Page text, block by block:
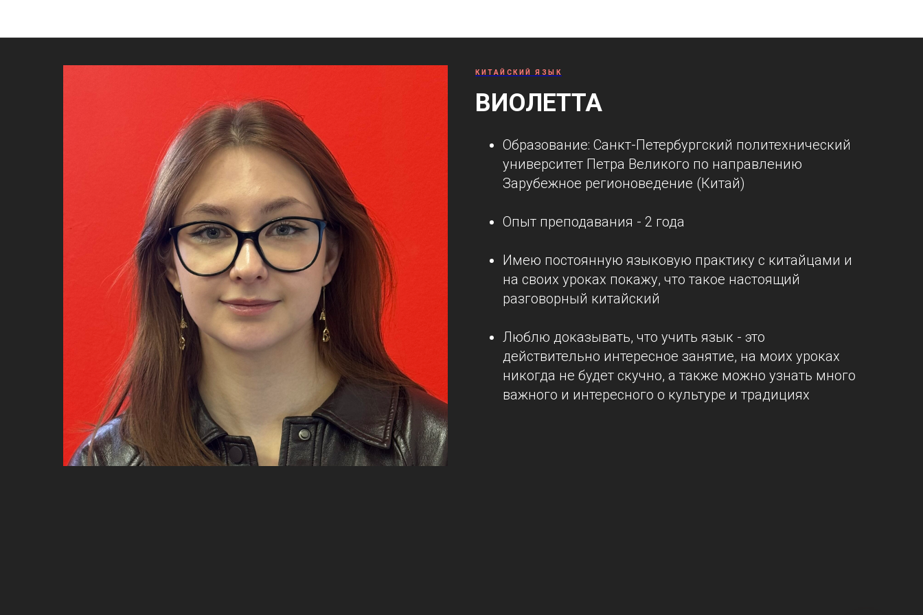
КИТАЙСКИЙ ЯЗЫК
ВИОЛЕТТА
Образование: Санкт-Петербургский политехнический
университет Петра Великого по направлению
Зарубежное регионоведение (Китай)
Опыт преподавания - 2 года
Имею постоянную языковую практику с китайцами и
на своих уроках покажу, что такое настоящий
разговорный китайский
Люблю доказывать, что учить язык - это
действительно интересное занятие, на моих уроках
никогда не будет скучно, а также можно узнать много
важного и интересного о культуре и традициях